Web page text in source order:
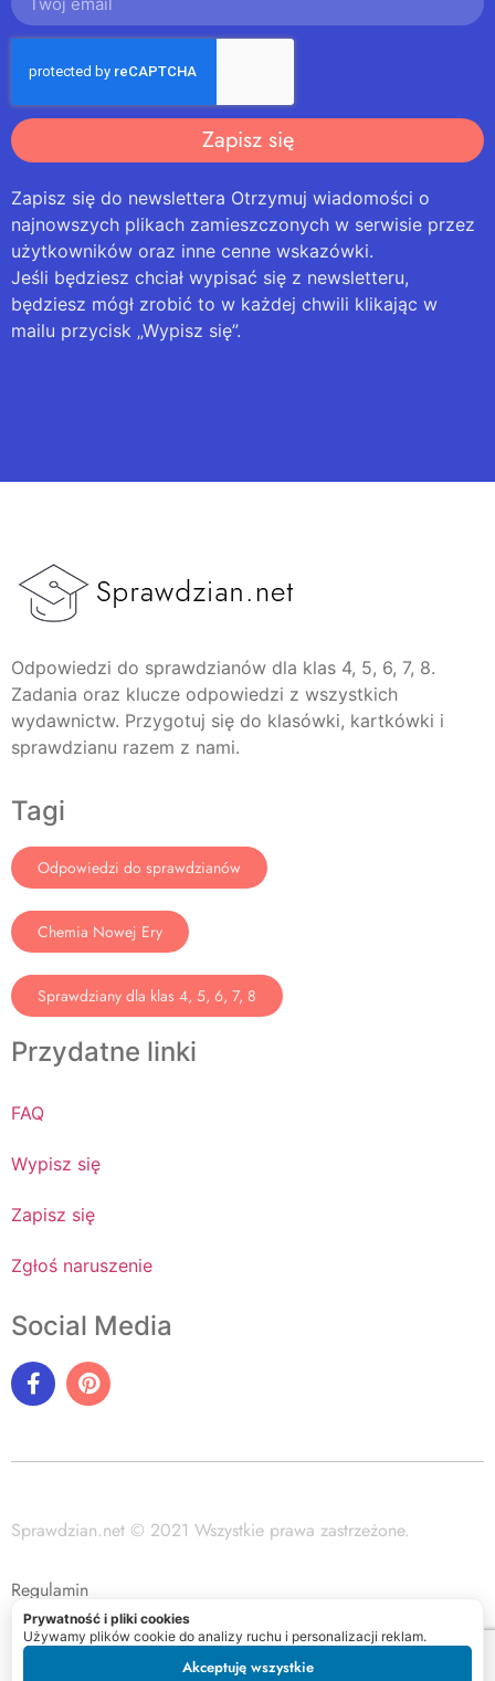
Zapisz się
Zapisz się do newslettera Otrzymuj wiadomości o
najnowszych plikach zamieszczonych w serwisie przez
użytkowników oraz inne cenne wskazówki.
Jeśli będziesz chciał wypisać się z newsletteru,
będziesz mógł zrobić to w każdej chwili klikając w
mailu przycisk „Wypisz się”.
Odpowiedzi do sprawdzianów dla klas 4, 5, 6, 7, 8.
Zadania oraz klucze odpowiedzi z wszystkich
wydawnictw. Przygotuj się do klasówki, kartkówki i
sprawdzianu razem z nami.
Tagi
Odpowiedzi do sprawdzianów
Chemia Nowej Ery
Sprawdziany dla klas 4, 5, 6, 7, 8
Przydatne linki
FAQ
Wypisz się
Zapisz się
Zgłoś naruszenie
Social Media
Sprawdzian.net © 2021 Wszystkie prawa zastrzeżone.
Regulamin
Polityka prywatności
Prywatność i pliki cookies
Używamy plików cookie do analizy ruchu i personalizacji reklam.
Akceptuję wszystkie